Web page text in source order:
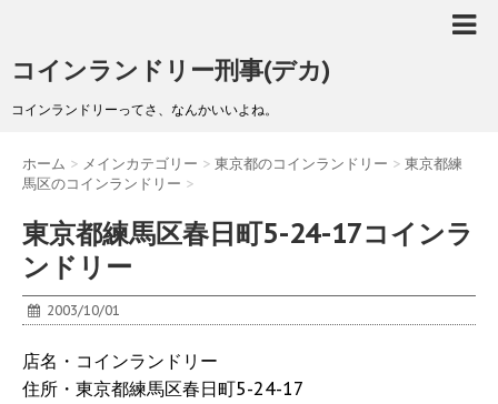
コインランドリー刑事(デカ)
コインランドリーってさ、なんかいいよね。
ホーム > メインカテゴリー > 東京都のコインランドリー > 東京都練
馬区のコインランドリー >
東京都練馬区春日町5-24-17コインラ
ンドリー
2003/10/01
店名・コインランドリー
住所・東京都練馬区春日町5-24-17